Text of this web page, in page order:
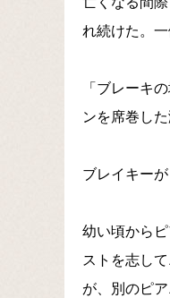
れ続けた。
「ブレーキ
ンを席巻し
ブレイキー
幼い頃から
ストを志し
が、別のピ